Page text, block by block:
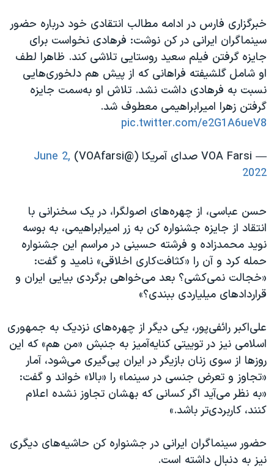
خبرگزاری فارس در ادامه مطالب انتقادی خود درباره حضور
سینماگران ایرانی در کن نوشت: فرهادی نخواست برای
جایزه گرفتن فیلم سعید روستایی تلاشی کند. ظاهرا لطف
او شامل گلشیفته فراهانی که از پیش هم دلخوری‌هایی
نسبت به فرهادی داشت نشد. تلاش او به‌سمت جایزه
گرفتن زهرا امیرابراهیمی معطوف شد.
pic.twitter.com/e2G1A6ueV8
— VOA Farsi صدای آمریکا (@VOAfarsi)
June 2,
2022
حسن عباسی، از چهره‌های اصولگرا، در یک سخنرانی با
انتقاد از جایزه جشنواره کن به زر امیرابراهیمی، به بوسه
نوید محمدزاده و فرشته حسینی در مراسم این جشنواره
حمله کرد و آن را «کثافت‌کاری اخلاقی» نامید و گفت:
«خجالت نمی‌کشی؟ بعد می‌خواهی برگردی بیایی ایران و
قراردادهای میلیاردی ببندی؟»
علی‌اکبر رائفی‌پور، یکی دیگر از چهره‌های نزدیک به جمهوری
اسلامی نیز در توییتی کنایه‌آمیز به جنبش «من هم» که این
روزها از سوی زنان بازیگر در ایران پی‌گیری می‌شود، آمار
«تجاوز و تعرض جنسی در سینما» را «بالا» خواند و گفت:
«به نظر می‌آید اگر کسانی که بهشان تجاوز نشده اعلام
کنند، کاربردی‌تر باشد.»
حضور سینماگران ایرانی در جشنواره کن حاشیه‌های دیگری
نیز به دنبال داشته است.